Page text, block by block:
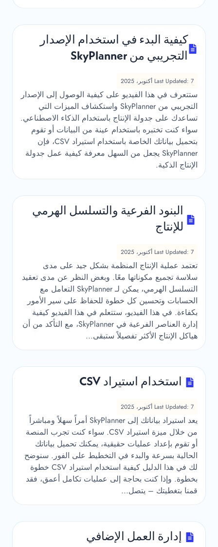
كيفية البدء في استخدام الإصدار
التجريبي من SkyPlanner
Last Updated: 7 أكتوبر، 2025
ستتعرف في هذا الفيديو على كيفية الوصول إلى الإصدار
التجريبي من SkyPlanner واستكشاف الميزات التي
تساعدك على جدولة الإنتاج باستخدام الذكاء الاصطناعي.
سواء كنت تختبره باستخدام عينة من البيانات أو تقوم
بتحميل بياناتك الخاصة باستخدام استيراد CSV، فإن
SkyPlanner يجعل من السهل معرفة كيفية عمل جدولة
الإنتاج الذكية.
البنود الفرعية والتسلسل الهرمي
للإنتاج
Last Updated: 7 أكتوبر، 2025
تعتمد عملية الإنتاج المنظمة بشكل جيد على مدى
سلاسة تجميع مكوناتها معًا. وبغض النظر عن مدى تعقيد
التسلسل الهرمي، يمكن لـ SkyPlanner التعامل مع
الحسابات وتحسين كل خطوة للحفاظ على سير الأمور
بكفاءة. في هذا الفيديو، ستتعلم في هذا الفيديو كيفية
إدارة العناصر الفرعية في SkyPlanner، مع التأكد من أن
هياكل الإنتاج الأكثر تفصيلاً ستبقى...
استخدام استيراد CSV
Last Updated: 7 أكتوبر، 2025
يعد استيراد بياناتك إلى SkyPlanner أمراً سهلاً ومباشراً
من خلال ميزة استيراد CSV. سواء كنت تجرب المنصة
أو تقوم بإعداد عمليات حقيقية، يمكنك تحميل بياناتك
الحالية بسرعة والبدء في التخطيط على الفور. سنوضح
لك في هذا الدليل كيفية استخدام استيراد CSV خطوة
بخطوة. وإذا كنت بحاجة إلى عمليات تكامل أعمق، فقد
قمنا بتغطيتك – يتصل...
إدارة العمل الإضافي